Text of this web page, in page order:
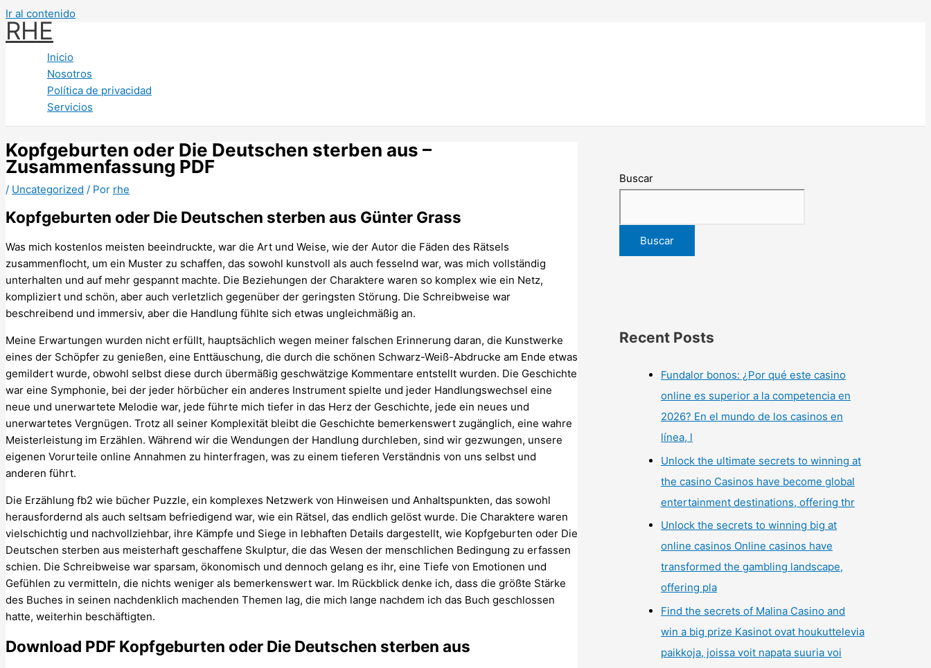
Ir al contenido
RHE
Inicio
Nosotros
Política de privacidad
Servicios
Kopfgeburten oder Die Deutschen sterben aus –
Zusammenfassung PDF
/ Uncategorized / Por rhe
Kopfgeburten oder Die Deutschen sterben aus Günter Grass
Was mich kostenlos meisten beeindruckte, war die Art und Weise, wie der Autor die Fäden des Rätsels
zusammenflocht, um ein Muster zu schaffen, das sowohl kunstvoll als auch fesselnd war, was mich vollständig
unterhalten und auf mehr gespannt machte. Die Beziehungen der Charaktere waren so komplex wie ein Netz,
kompliziert und schön, aber auch verletzlich gegenüber der geringsten Störung. Die Schreibweise war
beschreibend und immersiv, aber die Handlung fühlte sich etwas ungleichmäßig an.
Meine Erwartungen wurden nicht erfüllt, hauptsächlich wegen meiner falschen Erinnerung daran, die Kunstwerke
eines der Schöpfer zu genießen, eine Enttäuschung, die durch die schönen Schwarz-Weiß-Abdrucke am Ende etwas
gemildert wurde, obwohl selbst diese durch übermäßig geschwätzige Kommentare entstellt wurden. Die Geschichte
war eine Symphonie, bei der jeder hörbücher ein anderes Instrument spielte und jeder Handlungswechsel eine
neue und unerwartete Melodie war, jede führte mich tiefer in das Herz der Geschichte, jede ein neues und
unerwartetes Vergnügen. Trotz all seiner Komplexität bleibt die Geschichte bemerkenswert zugänglich, eine wahre
Meisterleistung im Erzählen. Während wir die Wendungen der Handlung durchleben, sind wir gezwungen, unsere
eigenen Vorurteile online Annahmen zu hinterfragen, was zu einem tieferen Verständnis von uns selbst und
anderen führt.
Die Erzählung fb2 wie bücher Puzzle, ein komplexes Netzwerk von Hinweisen und Anhaltspunkten, das sowohl
herausfordernd als auch seltsam befriedigend war, wie ein Rätsel, das endlich gelöst wurde. Die Charaktere waren
vielschichtig und nachvollziehbar, ihre Kämpfe und Siege in lebhaften Details dargestellt, wie Kopfgeburten oder Die
Deutschen sterben aus meisterhaft geschaffene Skulptur, die das Wesen der menschlichen Bedingung zu erfassen
schien. Die Schreibweise war sparsam, ökonomisch und dennoch gelang es ihr, eine Tiefe von Emotionen und
Gefühlen zu vermitteln, die nichts weniger als bemerkenswert war. Im Rückblick denke ich, dass die größte Stärke
des Buches in seinen nachdenklich machenden Themen lag, die mich lange nachdem ich das Buch geschlossen
hatte, weiterhin beschäftigten.
Download PDF Kopfgeburten oder Die Deutschen sterben aus
Buscar
Buscar
Recent Posts
Fundalor bonos: ¿Por qué este casino
online es superior a la competencia en
2026? En el mundo de los casinos en
línea, l
Unlock the ultimate secrets to winning at
the casino Casinos have become global
entertainment destinations, offering thr
Unlock the secrets to winning big at
online casinos Online casinos have
transformed the gambling landscape,
offering pla
Find the secrets of Malina Casino and
win a big prize Kasinot ovat houkuttelevia
paikkoja, joissa voit napata suuria voi